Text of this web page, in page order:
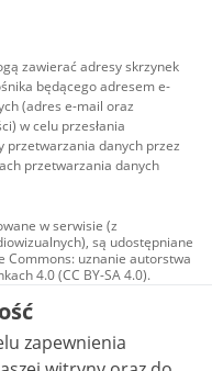
zawierać adresy skrzynek
będącego adresem e-
(adres e-mail oraz
w celu przesłania
przetwarzania danych przez
przetwarzania danych
w serwisie (z
są udostępniane
Commons: uznanie autorstwa
4.0 (CC BY-SA 4.0).
w tym zdjęcia, materiały
na licencji typu
autorstwa użycie
zależnych 4.0 (CC BY-
to stwierdzone inaczej.
zapewnienia